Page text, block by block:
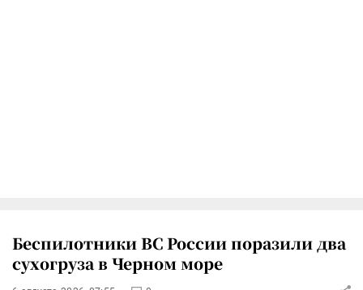
Беспилотники ВС России поразили два
сухогруза в Черном море